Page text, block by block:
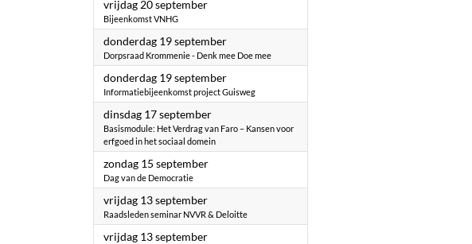
vrijdag 20 september2024
Bijeenkomst VNHG
donderdag 19 september2024
Dorpsraad Krommenie - Denk mee Doe mee
donderdag 19 september2024
Informatiebijeenkomst project Guisweg
dinsdag 17 september2024
Basismodule: Het Verdrag van Faro – Kansen voor
erfgoed in het sociaal domein
zondag 15 september2024
Dag van de Democratie
vrijdag 13 september2024
Raadsleden seminar NVVR & Deloitte
vrijdag 13 september2024